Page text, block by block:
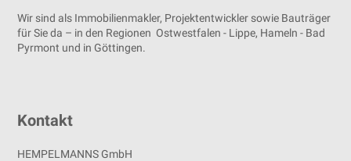
Wir sind als Immobilienmakler, Projektentwickler sowie Bauträger
für Sie da – in den Regionen Ostwestfalen - Lippe, Hameln - Bad
Pyrmont und in Göttingen.
Kontakt
HEMPELMANNS GmbH